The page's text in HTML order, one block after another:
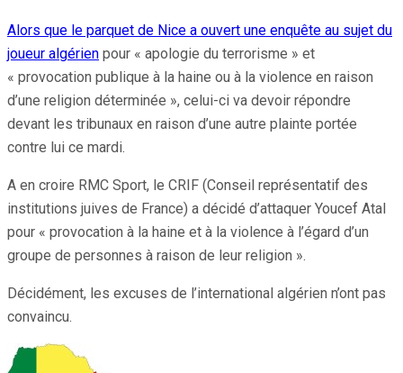
Alors que le parquet de Nice a ouvert une enquête au sujet du
joueur algérien pour « apologie du terrorisme » et
« provocation publique à la haine ou à la violence en raison
d’une religion déterminée », celui-ci va devoir répondre
devant les tribunaux en raison d’une autre plainte portée
contre lui ce mardi.
A en croire RMC Sport, le CRIF (Conseil représentatif des
institutions juives de France) a décidé d’attaquer Youcef Atal
pour « provocation à la haine et à la violence à l’égard d’un
groupe de personnes à raison de leur religion ».
Décidément, les excuses de l’international algérien n’ont pas
convaincu.